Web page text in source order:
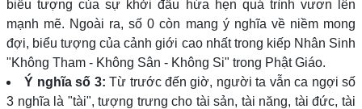
biểu tượng của sự khởi đầu hứa hẹn quá trình vươn lên
mạnh mẽ. Ngoài ra, số 0 còn mang ý nghĩa về niềm mong
đợi, biểu tượng của cảnh giới cao nhất trong kiếp Nhân Sinh
"Không Tham - Không Sân - Không Si" trong Phật Giáo.
Ý nghĩa số 3: Từ trước đến giờ, người ta vẫn ca ngợi số
3 nghĩa là "tài", tượng trưng cho tài sản, tài năng, tài đức, tài